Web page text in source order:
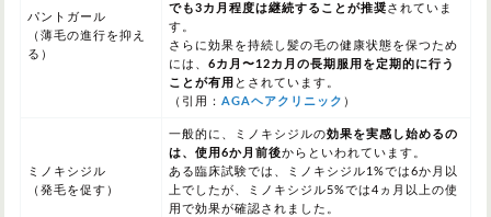
パントガール
（薄毛の進行を抑え
る）
でも3カ月程度は継続することが推奨されていま
す。
さらに効果を持続し髪の毛の健康状態を保つため
には、 6カ月〜12カ月の長期服用を定期的に行う
ことが有用 とされています。
（引用： AGAヘアクリニック ）
ミノキシジル
（発毛を促す）
一般的に、ミノキシジルの効果を実感し始めるの
は、 使用6か月前後から といわれています。
ある臨床試験では、
ミノキシジル1%では6か月以
上でしたが、 ミノキシジル5%では4ヵ月以上の使
用で効果が確認されました。